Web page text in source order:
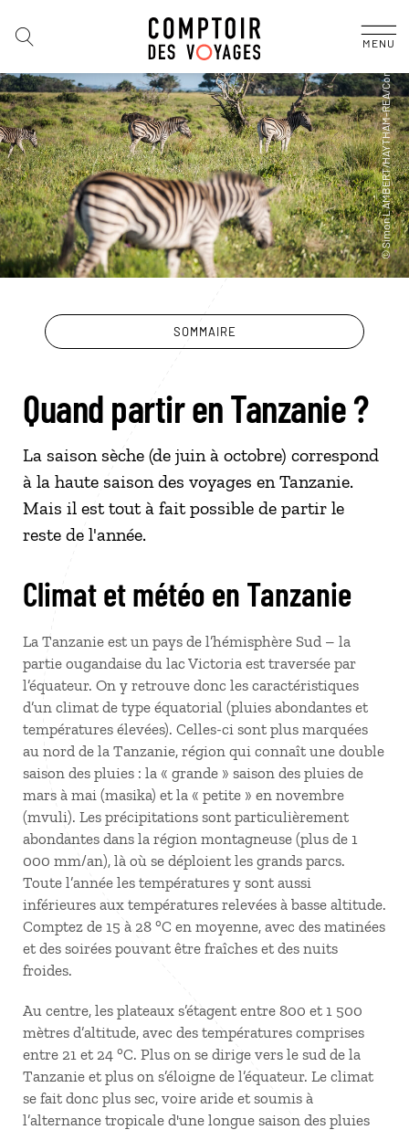
MENU
SOMMAIRE
Quand partir en Tanzanie ?
La saison sèche (de juin à octobre) correspond
à la haute saison des voyages en Tanzanie.
Mais il est tout à fait possible de partir le
reste de l'année.
Climat et météo en Tanzanie
La Tanzanie est un pays de l’hémisphère Sud – la
partie ougandaise du lac Victoria est traversée par
l’équateur. On y retrouve donc les caractéristiques
d’un climat de type équatorial (pluies abondantes et
températures élevées). Celles-ci sont plus marquées
au nord de la Tanzanie, région qui connaît une double
saison des pluies : la « grande » saison des pluies de
mars à mai (masika) et la « petite » en novembre
(mvuli). Les précipitations sont particulièrement
abondantes dans la région montagneuse (plus de 1
000 mm/an), là où se déploient les grands parcs.
Toute l’année les températures y sont aussi
inférieures aux températures relevées à basse altitude.
Comptez de 15 à 28 °C en moyenne, avec des matinées
et des soirées pouvant être fraîches et des nuits
froides.
Au centre, les plateaux s’étagent entre 800 et 1 500
mètres d’altitude, avec des températures comprises
entre 21 et 24 °C. Plus on se dirige vers le sud de la
Tanzanie et plus on s’éloigne de l’équateur. Le climat
se fait donc plus sec, voire aride et soumis à
l’alternance tropicale d'une longue saison des pluies